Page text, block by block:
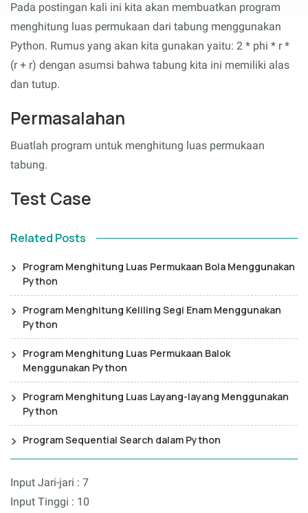
Pada postingan kali ini kita akan membuatkan program
menghitung luas permukaan dari tabung menggunakan
Python. Rumus yang akan kita gunakan yaitu: 2 * phi * r *
(r + r) dengan asumsi bahwa tabung kita ini memiliki alas
dan tutup.
Permasalahan
Buatlah program untuk menghitung luas permukaan
tabung.
Test Case
Related Posts
Program Menghitung Luas Permukaan Bola Menggunakan
Python
Program Menghitung Keliling Segi Enam Menggunakan
Python
Program Menghitung Luas Permukaan Balok
Menggunakan Python
Program Menghitung Luas Layang-layang Menggunakan
Python
Program Sequential Search dalam Python
Input Jari-jari : 7
Input Tinggi : 10